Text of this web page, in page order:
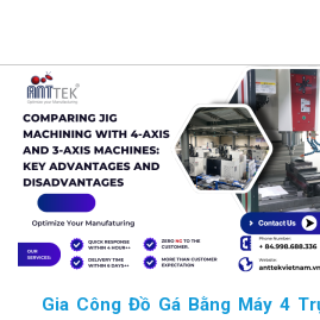
Gia Công Đồ Gá Bằng Máy 4